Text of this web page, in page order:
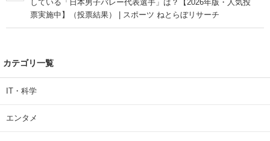
している「日本男子バレー代表選手」は？【2026年版・人気投
票実施中】（投票結果） | スポーツ ねとらぼリサーチ
カテゴリ一覧
IT・科学
エンタメ